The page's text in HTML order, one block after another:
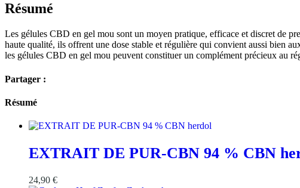
Résumé
Les gélules CBD en gel mou sont un moyen pratique, efficace et discret de
haute qualité, ils offrent une dose stable et régulière qui convient aussi bien
les gélules CBD en gel mou peuvent constituer un complément précieux au
Partager :
Résumé
EXTRAIT DE PUR-CBN 94 % CBN
24,90 €